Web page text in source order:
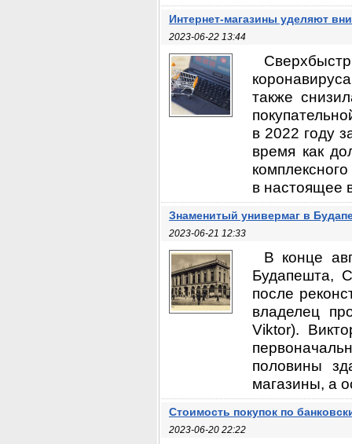
Интернет-магазины уделяют
2023-06-22 13:44
также
в 2022 году
время как
в настоящее
Знаменитый универмаг в
2023-06-21 12:33
В конце
Будапешта,
после
владелец
Viktor).
половины
магазины, а
Стоимость покупок по
2023-06-20 22:22